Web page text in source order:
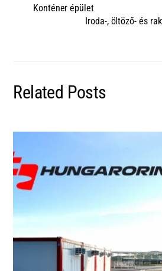
Konténer épület
Iroda-, öltöző- és
Related Posts